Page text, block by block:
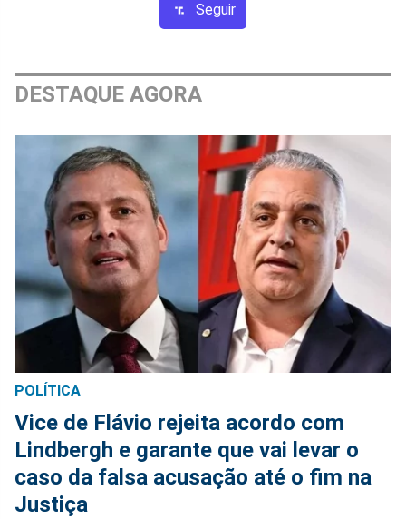
Seguir
DESTAQUE AGORA
POLÍTICA
Vice de Flávio rejeita acordo com
Lindbergh e garante que vai levar o
caso da falsa acusação até o fim na
Justiça